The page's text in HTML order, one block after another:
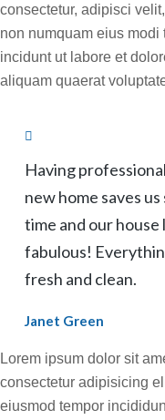
consectetur, adipisci
non numquam eius modi
incidunt ut labore et
aliquam quaerat
Having
new home saves us
time and our house
fabulous!
fresh and clean.
Janet Green
Lorem ipsum dolor sit
consectetur adipisicing
eiusmod tempor